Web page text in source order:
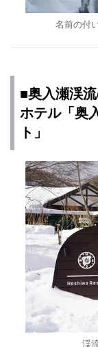
名前の付
■奥入瀬渓
ホテル「奥
ト」
渓